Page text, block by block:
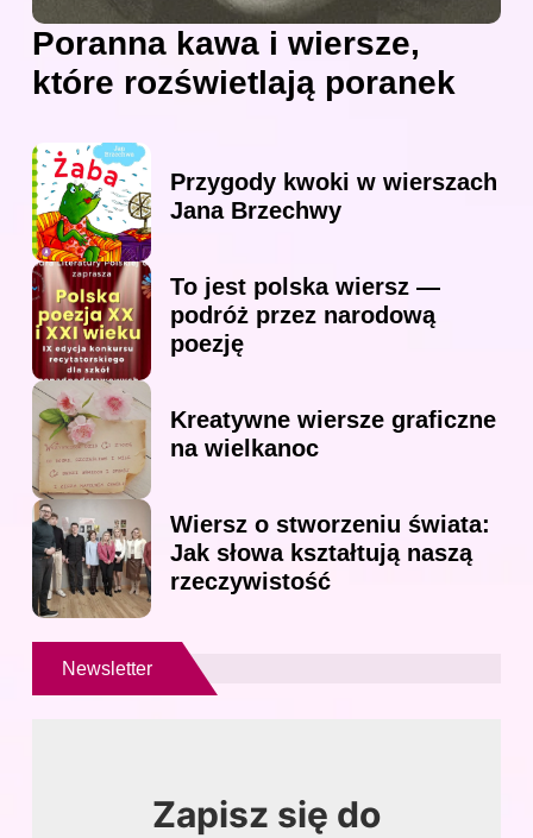
Poranna kawa i wiersze,
które rozświetlają poranek
Przygody kwoki w wierszach
Jana Brzechwy
To jest polska wiersz —
podróż przez narodową
poezję
Kreatywne wiersze graficzne
na wielkanoc
Wiersz o stworzeniu świata:
Jak słowa kształtują naszą
rzeczywistość
Newsletter
Zapisz się do